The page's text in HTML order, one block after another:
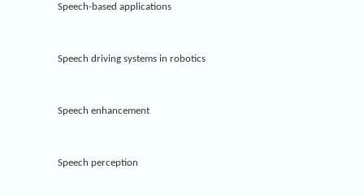
Speech-based applications
Speech driving systems in robotics
Speech enhancement
Speech perception